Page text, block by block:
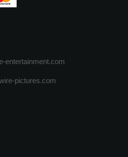
entertainment.com
pictures.com